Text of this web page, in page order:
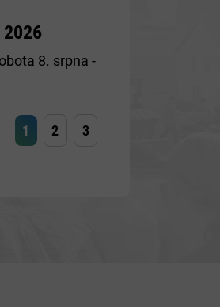
2026
8. srpna -
1 2 3